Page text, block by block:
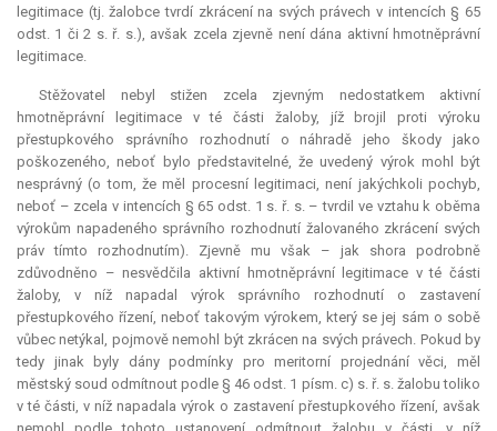
legitimace (tj. žalobce tvrdí zkrácení na svých právech v intencích § 65
odst. 1 či 2 s. ř. s.), avšak zcela zjevně není dána aktivní hmotněprávní
legitimace.
Stěžovatel nebyl stižen zcela zjevným nedostatkem aktivní
hmotněprávní legitimace v té části žaloby, jíž brojil proti výroku
přestupkového správního rozhodnutí o náhradě jeho škody jako
poškozeného, neboť bylo představitelné, že uvedený výrok mohl být
nesprávný (o tom, že měl procesní legitimaci, není jakýchkoli pochyb,
neboť – zcela v intencích § 65 odst. 1 s. ř. s. – tvrdil ve vztahu k oběma
výrokům napadeného správního rozhodnutí žalovaného zkrácení svých
práv tímto rozhodnutím). Zjevně mu však – jak shora podrobně
zdůvodněno – nesvědčila aktivní hmotněprávní legitimace v té části
žaloby, v níž napadal výrok správního rozhodnutí o zastavení
přestupkového řízení, neboť takovým výrokem, který se jej sám o sobě
vůbec netýkal, pojmově nemohl být zkrácen na svých právech. Pokud by
tedy jinak byly dány podmínky promeritorní projednání věci, měl
městský soud odmítnout podle § 46 odst. 1 písm. c) s. ř. s. žalobu toliko
v té části, v níž napadala výrok o zastavení přestupkového řízení, avšak